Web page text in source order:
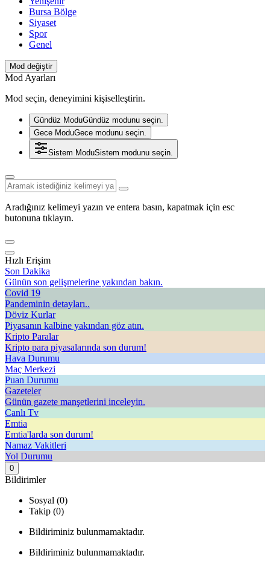
Bursa Bölge
Siyaset
Spor
Genel
Mod değiştir
Mod Ayarları
Mod seçin, deneyimini kişiselleştirin.
Gündüz ModuGündüz modunu seçin.
Gece ModuGece modunu seçin.
Sistem ModuSistem modunu seçin.
Aradığınız kelimeyi yazın ve entera basın, kapatmak için esc
butonuna tıklayın.
Hızlı Erişim
Son Dakika
Günün son gelişmelerine yakından bakın.
Covid 19
Pandeminin detayları..
Döviz Kurlar
Piyasanın kalbine yakından göz atın.
Kripto Paralar
Kripto para piyasalarında son durum!
Hava Durumu
Maç Merkezi
Puan Durumu
Gazeteler
Günün gazete manşetlerini inceleyin.
Canlı Tv
Emtia
Emtia'larda son durum!
Namaz Vakitleri
Yol Durumu
0
Bildirimler
Sosyal (0)
Takip (0)
Bildiriminiz bulunmamaktadır.
Bildiriminiz bulunmamaktadır.